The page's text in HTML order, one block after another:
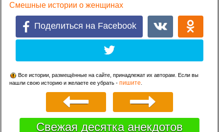
Смешные истории о женщинах
Поделиться на Facebook
Все истории, размещённые на сайте, принадлежат их авторам. Если вы
нашли свою историю и желаете ее убрать -пишите
Свежая десятка анекдотов